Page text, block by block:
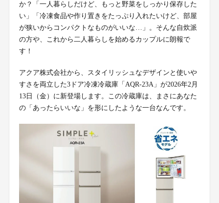
か？「一人暮らしだけど、もっと野菜をしっかり保存した
い」「冷凍食品や作り置きをたっぷり入れたいけど、部屋
が狭いからコンパクトなものがいいな…」。そんな自炊派
の方や、これから二人暮らしを始めるカップルに朗報で
す！
アクア株式会社から、スタイリッシュなデザインと使いや
すさを両立した3ドア冷凍冷蔵庫「AQR-23A」が2026年2月
13日（金）に新登場します。この冷蔵庫は、まさにあなた
の「あったらいいな」を形にしたような一台なんです。